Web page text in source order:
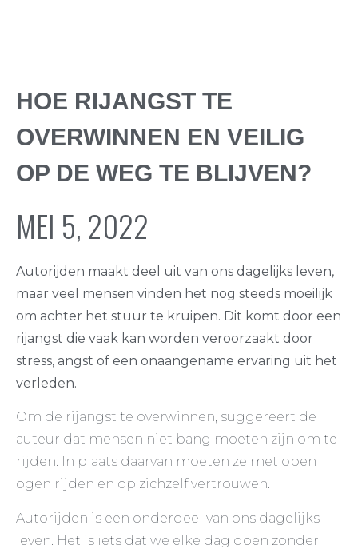
HOE RIJANGST TE
OVERWINNEN EN VEILIG
OP DE WEG TE BLIJVEN?
MEI 5, 2022
Autorijden maakt deel uit van ons dagelijks leven,
maar veel mensen vinden het nog steeds moeilijk
om achter het stuur te kruipen. Dit komt door een
rijangst die vaak kan worden veroorzaakt door
stress, angst of een onaangename ervaring uit het
verleden.
Om de rijangst te overwinnen, suggereert de
auteur dat mensen niet bang moeten zijn om te
rijden. In plaats daarvan moeten ze met open
ogen rijden en op zichzelf vertrouwen.
Autorijden is een onderdeel van ons dagelijks
leven. Het is iets dat we elke dag doen zonder